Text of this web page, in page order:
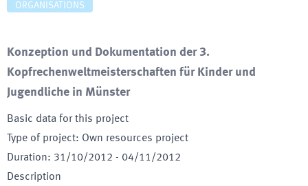
ORGANISATIONS
Konzeption und Dokumentation der 3.
Kopfrechenweltmeisterschaften für Kinder und
Jugendliche in Münster
Basic data for this project
Type of project: Own resources project
Duration: 31/10/2012 - 04/11/2012
Description